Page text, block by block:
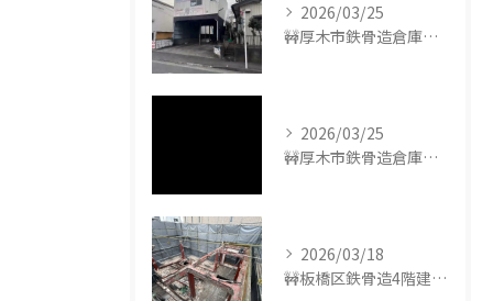
2026/03/25
🚧厚木市鉄骨造倉庫解体工事🚧
2026/03/25
🚧厚木市鉄骨造倉庫解体工事🚧
2026/03/18
🚧板橋区鉄骨造4階建て解体工事🚧